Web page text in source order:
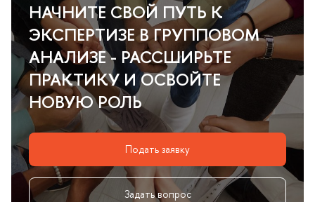
НАЧНИТЕ СВОЙ ПУТЬ К
ЭКСПЕРТИЗЕ В ГРУППОВОМ
АНАЛИЗЕ - РАССШИРЬТЕ
ПРАКТИКУ И ОСВОЙТЕ
НОВУЮ РОЛЬ
Подать заявку
Задать вопрос